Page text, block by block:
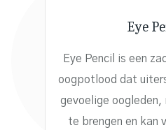
Eye
Eye Pencil is een
oogpotlood dat
gevoelige oogleden,
te brengen en kan